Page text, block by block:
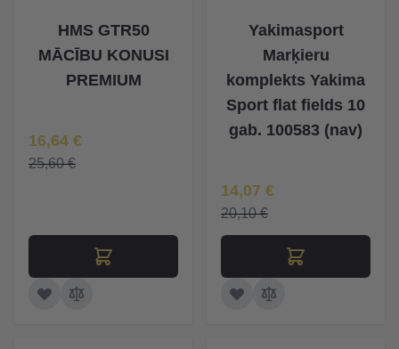
HMS GTR50
MĀCĪBU KONUSI
PREMIUM
Īpaša Cena
16,64 €
25,60 €
Yakimasport
Marķieru
komplekts Yakima
Sport flat fields 10
gab. 100583 (nav)
Īpaša Cena
14,07 €
20,10 €